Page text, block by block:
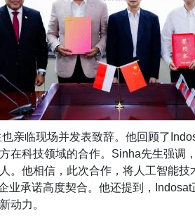
也亲临现场并发表致辞。他回顾了
在科技领域的合作。 Sinha先生强调，
。他相信，此次合作，将人工智能
业承诺高度契合。他还提到， Indosat
动力。